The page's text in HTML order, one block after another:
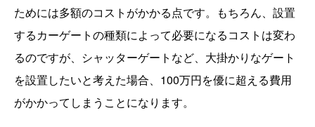
ためには多額のコストがかかる点です。もちろん、設置
するカーゲートの種類によって必要になるコストは変わ
るのですが、シャッターゲートなど、大掛かりなゲート
を設置したいと考えた場合、100万円を優に超える費用
がかかってしまうことになります。